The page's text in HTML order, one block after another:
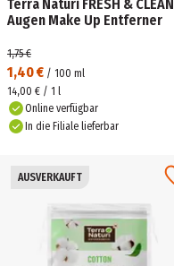
Terra Naturi FRESH & CLEAN
Augen Make Up Entferner
1,40 € / 100 ml
1,75 €
14,00 € / 1 l
Online verfügbar
In die Filiale lieferbar
AUSVERKAUFT